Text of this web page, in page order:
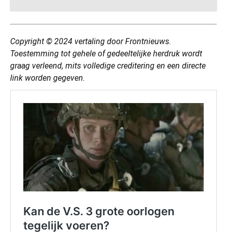
Copyright © 2024 vertaling door Frontnieuws.
Toestemming tot gehele of gedeeltelijke herdruk wordt
graag verleend, mits volledige creditering en een directe
link worden gegeven.